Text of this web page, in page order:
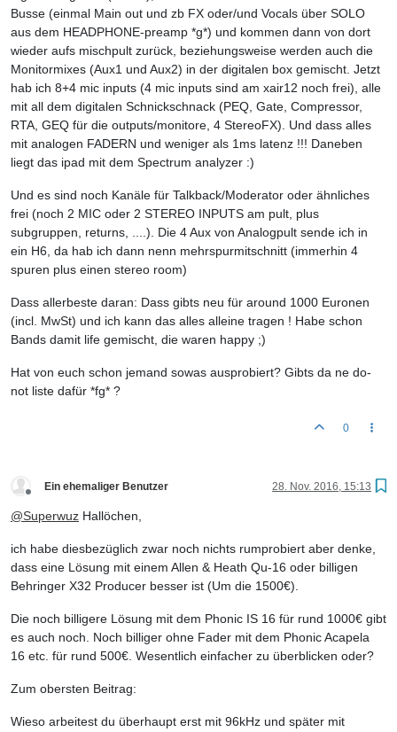
Busse (einmal Main out und zb FX oder/und Vocals über SOLO
aus dem HEADPHONE-preamp *g*) und kommen dann von dort
wieder aufs mischpult zurück, beziehungsweise werden auch die
Monitormixes (Aux1 und Aux2) in der digitalen box gemischt. Jetzt
hab ich 8+4 mic inputs (4 mic inputs sind am xair12 noch frei), alle
mit all dem digitalen Schnickschnack (PEQ, Gate, Compressor,
RTA, GEQ für die outputs/monitore, 4 StereoFX). Und dass alles
mit analogen FADERN und weniger als 1ms latenz !!! Daneben
liegt das ipad mit dem Spectrum analyzer :)
Und es sind noch Kanäle für Talkback/Moderator oder ähnliches
frei (noch 2 MIC oder 2 STEREO INPUTS am pult, plus
subgruppen, returns, ....). Die 4 Aux von Analogpult sende ich in
ein H6, da hab ich dann nenn mehrspurmitschnitt (immerhin 4
spuren plus einen stereo room)
Dass allerbeste daran: Dass gibts neu für around 1000 Euronen
(incl. MwSt) und ich kann das alles alleine tragen ! Habe schon
Bands damit life gemischt, die waren happy ;)
Hat von euch schon jemand sowas ausprobiert? Gibts da ne do-
not liste dafür *fg* ?
0
Ein ehemaliger Benutzer 28. Nov. 2016, 15:13
@Superwuz Hallöchen,
ich habe diesbezüglich zwar noch nichts rumprobiert aber denke,
dass eine Lösung mit einem Allen & Heath Qu-16 oder billigen
Behringer X32 Producer besser ist (Um die 1500€).
Die noch billigere Lösung mit dem Phonic IS 16 für rund 1000€ gibt
es auch noch. Noch billiger ohne Fader mit dem Phonic Acapela
16 etc. für rund 500€. Wesentlich einfacher zu überblicken oder?
Zum obersten Beitrag:
Wieso arbeitest du überhaupt erst mit 96kHz und später mit